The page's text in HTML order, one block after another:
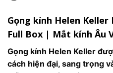
Gọng kính Helen Keller
Full Box | Mắt kính Âu
Gọng kính Helen Keller
cách hiện đại, sang trọng